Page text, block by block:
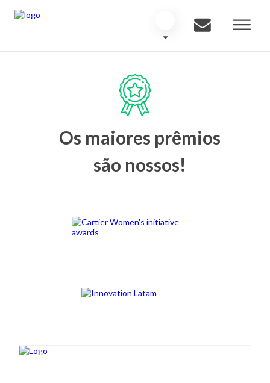
Os maiores prêmios
são nossos!